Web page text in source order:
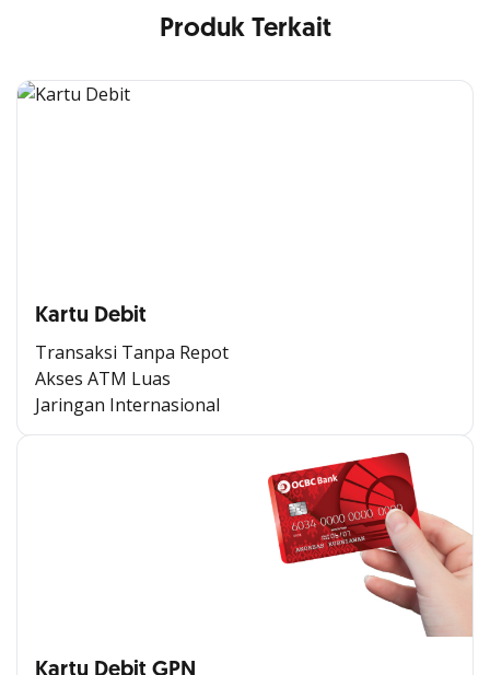
Produk Terkait
Kartu Debit
Transaksi Tanpa Repot
Akses ATM Luas
Jaringan Internasional